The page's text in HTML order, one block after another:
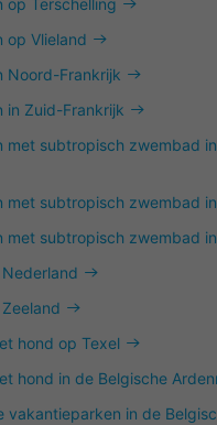
op Terschelling
op Vlieland
Noord-Frankrijk
in Zuid-Frankrijk
met subtropisch zwembad
met subtropisch zwembad
met subtropisch zwembad
hond op Texel
hond in de Belgische
vakantieparken in de